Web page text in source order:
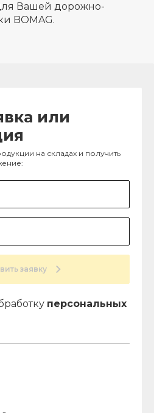
Вашей дорожно-
BOMAG.
или
на складах и получить
заявку
персональных